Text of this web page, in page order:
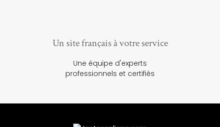
Un site français à votre service
Une équipe d'experts
professionnels et certifiés